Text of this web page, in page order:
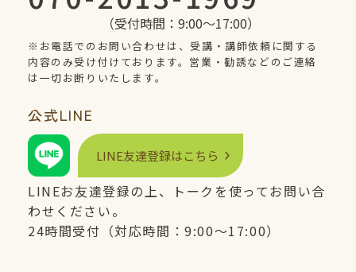
（受付時間：9:00〜17:00）
※お電話でのお問い合わせは、受講・講師依頼に関する
内容のみ受け付けております。営業・勧誘などのご連絡
は一切お断りいたします。
公式LINE
LINE友達登録はこちら
LINEお友達登録の上、トークを使ってお問い合
わせください。
24時間受付（対応時間：9:00〜17:00）